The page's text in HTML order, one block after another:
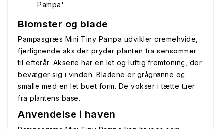
Pampa'
Blomster og blade
Pampasgræs Mini Tiny Pampa udvikler cremehvide,
fjerlignende aks der pryder planten fra sensommer
til efterår. Aksene har en let og luftig fremtoning, der
bevæger sig i vinden. Bladene er grågrønne og
smalle med en let buet form. De vokser i tætte tuer
fra plantens base.
Anvendelse i haven